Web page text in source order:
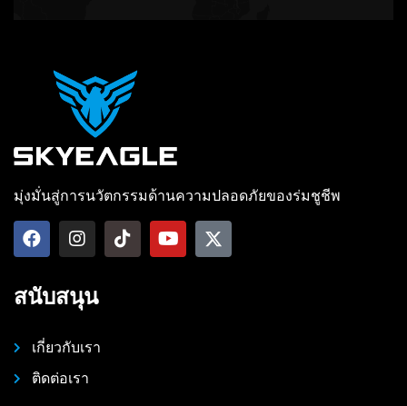
มุ่งมั่นสู่การนวัตกรรมด้านความปลอดภัยของร่มชูชีพ
สนับสนุน
เกี่ยวกับเรา
ติดต่อเรา